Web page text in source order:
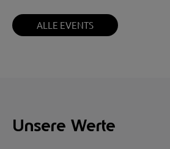
ALLE EVENTS
Unsere Werte